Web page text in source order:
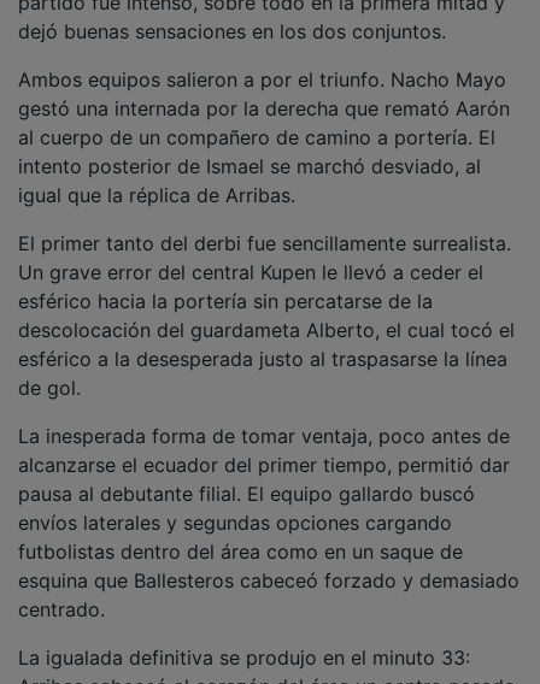
dejó buenas sensaciones en los dos conjuntos.
gestó una internada por la derecha que remató Aarón
al cuerpo de un compañero de camino a portería. El
intento posterior de Ismael se marchó desviado, al
igual que la réplica de Arribas.
Un grave error del central Kupen le llevó a ceder el
esférico hacia la portería sin percatarse de la
descolocación del guardameta Alberto, el cual tocó el
esférico a la desesperada justo al traspasarse la línea
de gol.
alcanzarse el ecuador del primer tiempo, permitió dar
pausa al debutante filial. El equipo gallardo buscó
envíos laterales y segundas opciones cargando
futbolistas dentro del área como en un saque de
esquina que Ballesteros cabeceó forzado y demasiado
centrado.
Arribas cabeceó al corazón del área un centro pasado